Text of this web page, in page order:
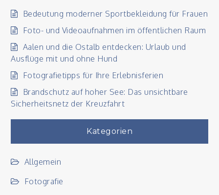
Bedeutung moderner Sportbekleidung für Frauen
Foto- und Videoaufnahmen im öffentlichen Raum
Aalen und die Ostalb entdecken: Urlaub und
Ausflüge mit und ohne Hund
Fotografietipps für Ihre Erlebnisferien
Brandschutz auf hoher See: Das unsichtbare
Sicherheitsnetz der Kreuzfahrt
Kategorien
Allgemein
Fotografie